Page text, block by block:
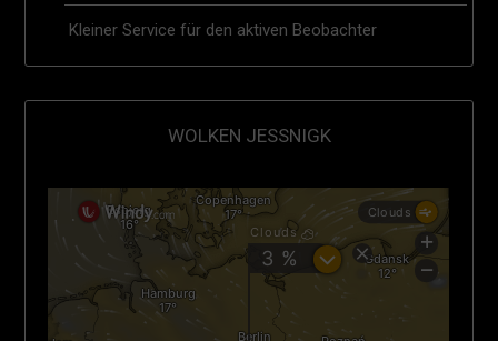
Kleiner Service für den aktiven Beobachter
WOLKEN JESSNIGK